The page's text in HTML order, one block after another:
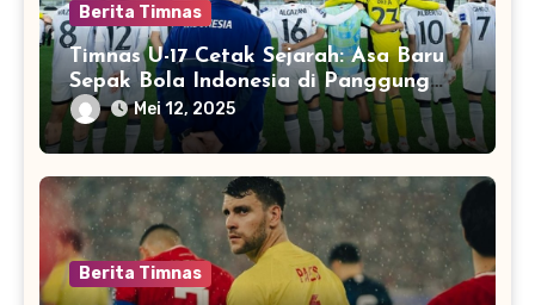
Berita Timnas
Timnas U-17 Cetak Sejarah: Asa Baru
Sepak Bola Indonesia di Panggung
Dunia Mei 12, 2025
Berita Timnas